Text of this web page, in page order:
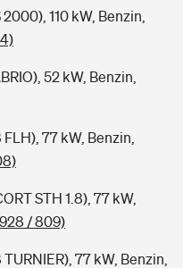
110 kW, Benzin,
52 kW, Benzin,
77 kW, Benzin,
STH 1.8), 77 kW,
/ 809)
77 kW, Benzin,